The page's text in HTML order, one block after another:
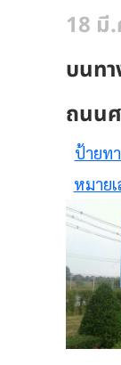
18 มี
บนท
ถนน
ป้ายท
หมาย